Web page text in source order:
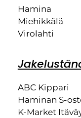
Hamina
Miehikkälä
Virolahti
ABC Kippari
Haminan S-
K-Market